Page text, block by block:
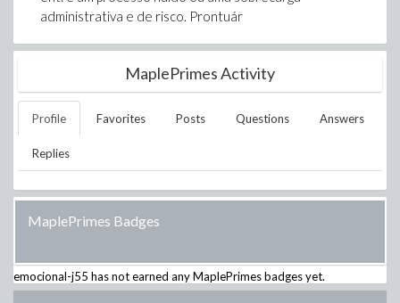
administrativa e de risco. Prontuár
MaplePrimes Activity
Profile Favorites Posts Questions Answers
Replies
MaplePrimes Badges
emocional-j55 has not earned any MaplePrimes badges yet.